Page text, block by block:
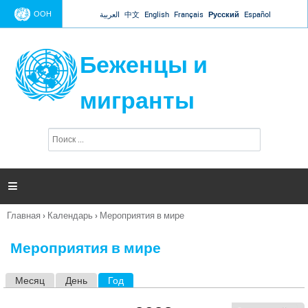
Jump to navigation
ООН العربية 中文 English Français Русский Español
Беженцы и
мигранты
п
и

Вы
Главная › Календарь › Мероприятия в мире
Мероприятия в мире
Месяц День Год